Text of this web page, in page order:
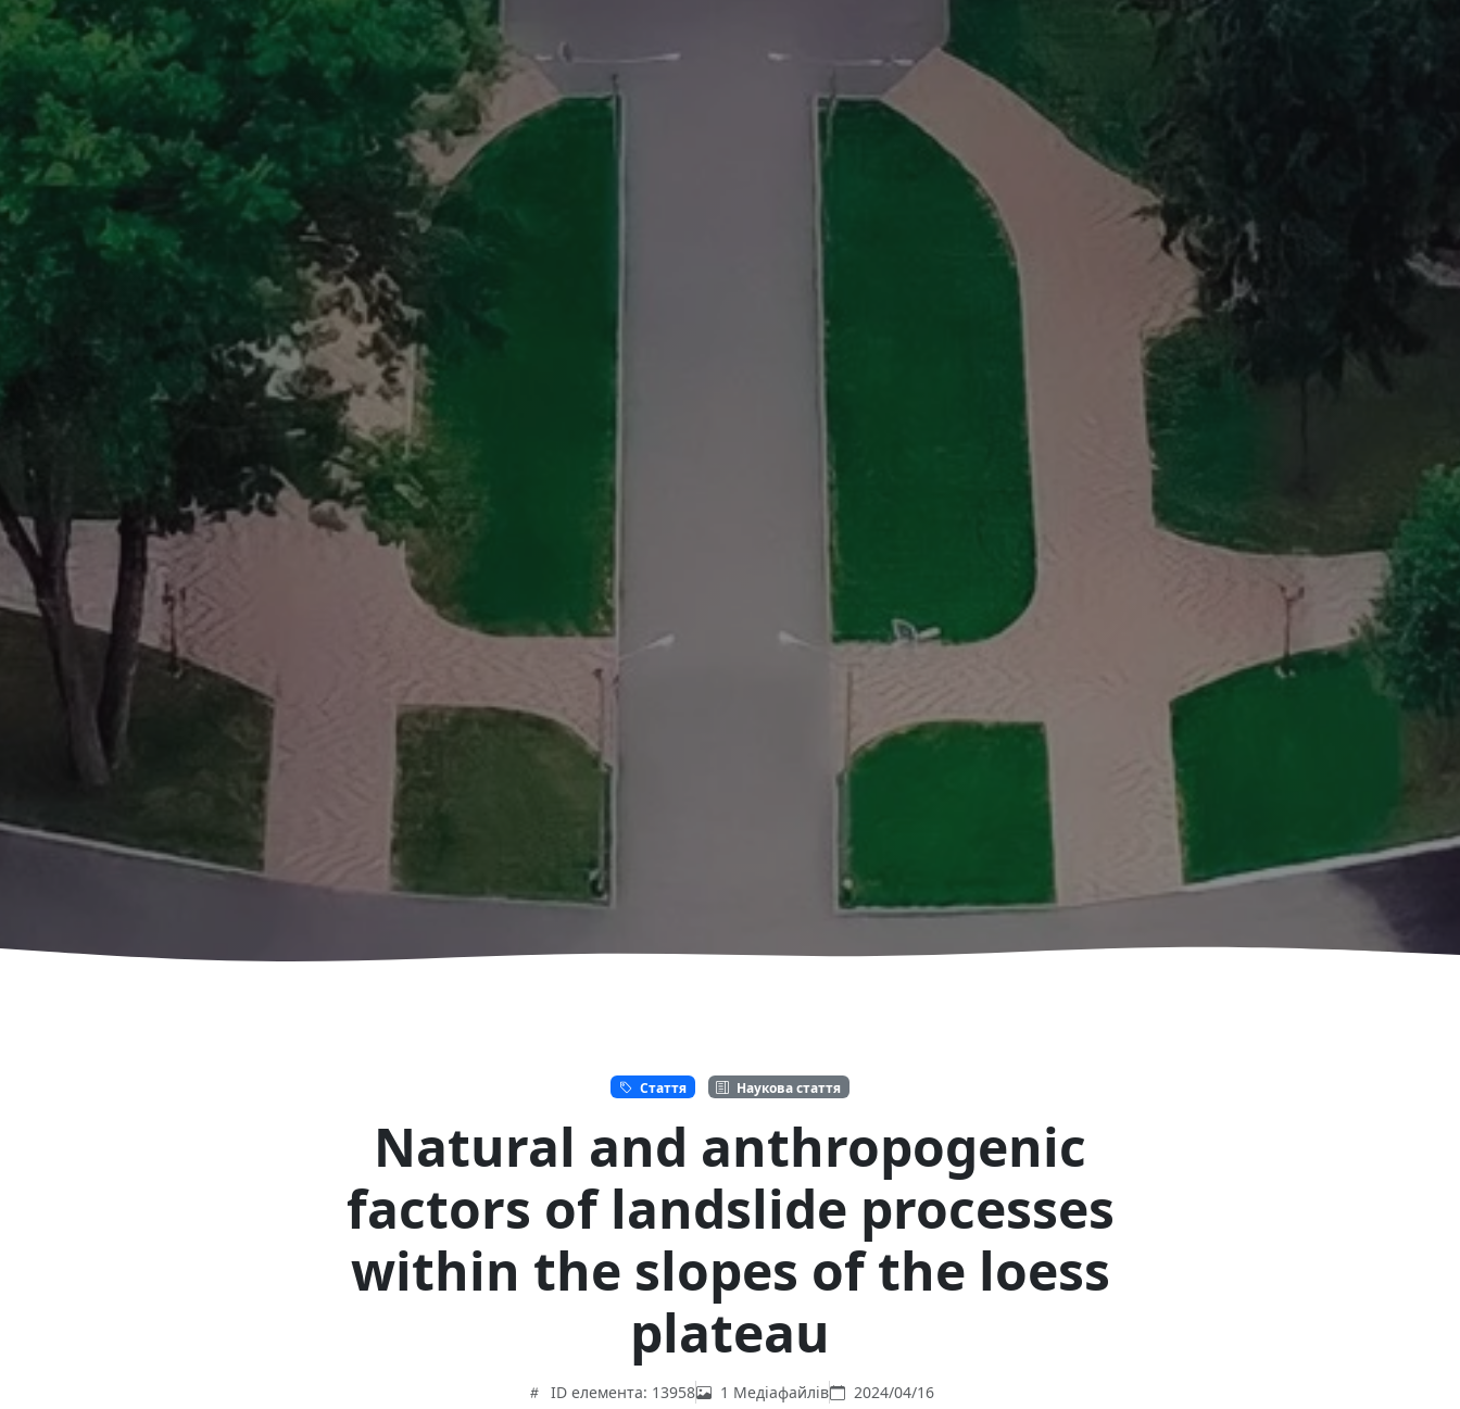
Стаття Наукова стаття
Natural and anthropogenic
factors of landslide processes
within the slopes of the loess
plateau
ID елемента: 13958 1 Медіафайлів 2024/04/16